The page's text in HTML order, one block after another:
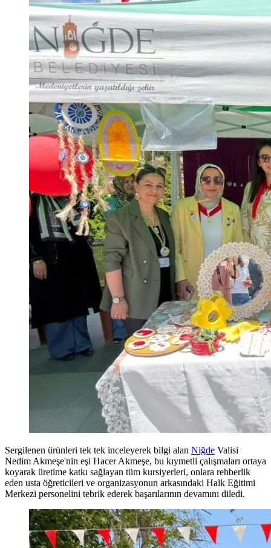
Sergilenen ürünleri tek tek inceleyerek bilgi alan Niğde Valisi
Nedim Akmeşe'nin eşi Hacer Akmeşe, bu kıymetli çalışmaları ortaya
koyarak üretime katkı sağlayan tüm kursiyerleri, onlara rehberlik
eden usta öğreticileri ve organizasyonun arkasındaki Halk Eğitimi
Merkezi personelini tebrik ederek başarılarının devamını diledi.